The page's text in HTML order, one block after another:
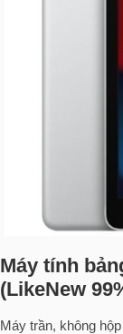
Máy tính
(LikeNew
Máy trần, không